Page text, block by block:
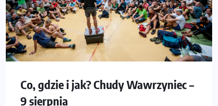
Co, gdzie i jak? Chudy Wawrzyniec –
9 sierpnia